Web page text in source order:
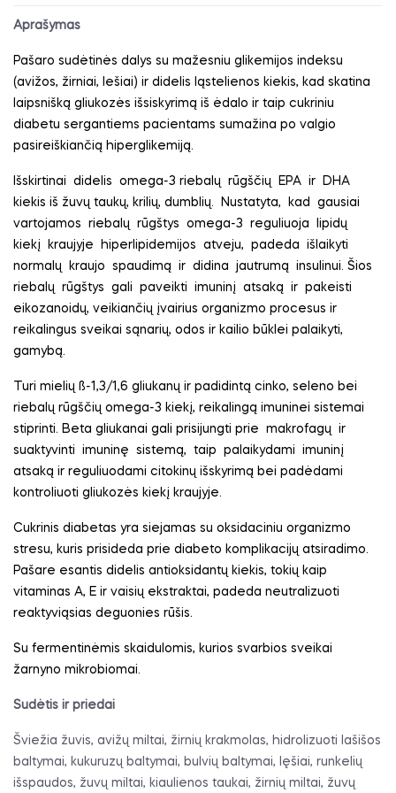
Aprašymas
Pašaro sudėtinės dalys su mažesniu glikemijos indeksu
(avižos, žirniai, lešiai) ir didelis ląstelienos kiekis, kad skatina
laipsnišką gliukozės išsiskyrimą iš ėdalo ir taip cukriniu
diabetu sergantiems pacientams sumažina po valgio
pasireiškiančią hiperglikemiją.
Išskirtinai didelis omega-3 riebalų rūgščių EPA ir
DHA
kiekis iš žuvų taukų, krilių, dumblių.
Nustatyta, kad
gausiai
vartojamos
riebalų rūgštys omega-3 reguliuoja
lipidų
kiekį
kraujyje hiperlipidemijos atveju, padeda
išlaikyti
normalų
kraujo spaudimą ir didina jautrumą
insulinui. Šios
riebalų
rūgštys gali paveikti imuninį atsaką ir pakeisti
eikozanoidų, veikiančių įvairius organizmo procesus ir
reikalingus sveikai sąnarių, odos ir kailio būklei palaikyti,
gamybą.
Turi mielių ß-1,3/1,6 gliukanų ir padidintą cinko, seleno bei
riebalų rūgščių omega-3 kiekį, reikalingą imuninei sistemai
stiprinti. Beta gliukanai gali prisijungti prie
makrofagų
ir
suaktyvinti
imuninę sistemą, taip palaikydami
imuninį
atsaką ir reguliuodami citokinų išskyrimą bei padėdami
kontroliuoti gliukozės kiekį kraujyje.
Cukrinis diabetas yra siejamas su oksidaciniu organizmo
stresu, kuris prisideda prie diabeto komplikacijų atsiradimo.
Pašare esantis didelis antioksidantų kiekis, tokių kaip
vitaminas A, E ir vaisių ekstraktai, padeda neutralizuoti
reaktyviąsias deguonies rūšis.
Su fermentinėmis skaidulomis, kurios svarbios sveikai
žarnyno mikrobiomai.
Sudėtis ir priedai
Šviežia žuvis, avižų miltai, žirnių krakmolas, hidrolizuoti lašišos
baltymai, kukuruzų baltymai, bulvių baltymai, lęšiai, runkelių
išspaudos, žuvų miltai, kiaulienos taukai, žirnių miltai, žuvų